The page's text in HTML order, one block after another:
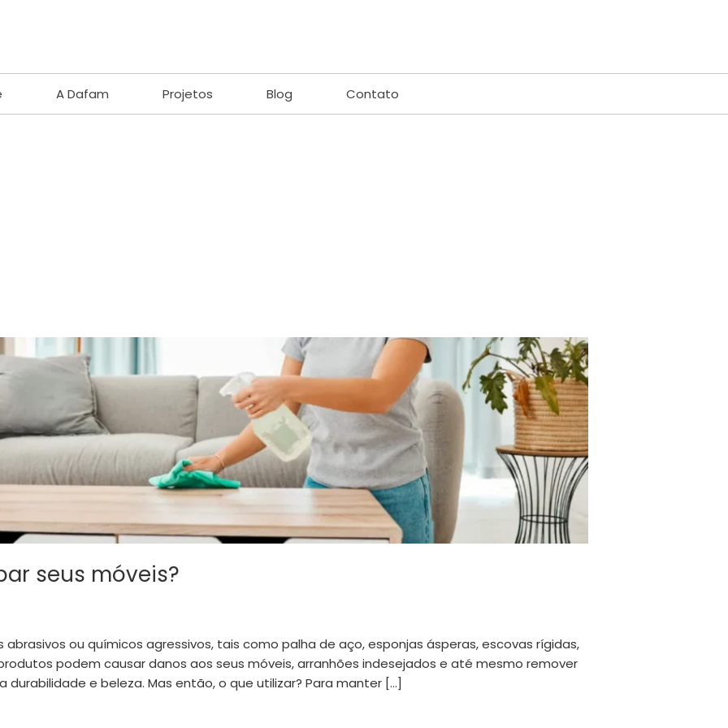
A Dafam Projetos Blog Contato
seus móveis?
ou químicos agressivos, tais como palha de aço, esponjas ásperas, escovas rígidas,
podem causar danos aos seus móveis, arranhões indesejados e até mesmo remover
e beleza. Mas então, o que utilizar? Para manter […]